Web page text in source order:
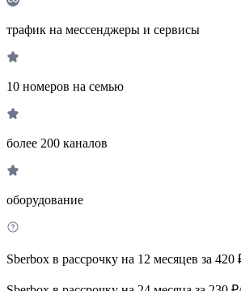
трафик на мессенджеры и сервисы
10 номеров на семью
более 200 каналов
оборудование
Sberbox в рассрочку на 12 месяцев за 420